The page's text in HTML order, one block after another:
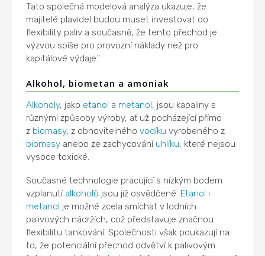
Tato společná modelová analýza ukazuje, že
majitelé plavidel budou muset investovat do
flexibility paliv a současně, že tento přechod je
výzvou spíše pro provozní náklady než pro
kapitálové výdaje."
Alkohol, biometan a amoniak
Alkoholy, jako etanol a metanol, jsou kapaliny s
různými způsoby výroby, ať už pocházející přímo
z biomasy, z obnovitelnéhovodíku vyrobeného z
biomasy anebo ze zachycování uhlíku, které nejsou
vysoce toxické.
Současné technologie pracující s nízkým bodem
vzplanutí alkoholů jsou již osvědčené. Etanol i
metanol je možné zcela smíchat v lodních
palivových nádržích, což představuje značnou
flexibilitu tankování. Společnosti však poukazují na
to, že potenciální přechod odvětví k palivovým